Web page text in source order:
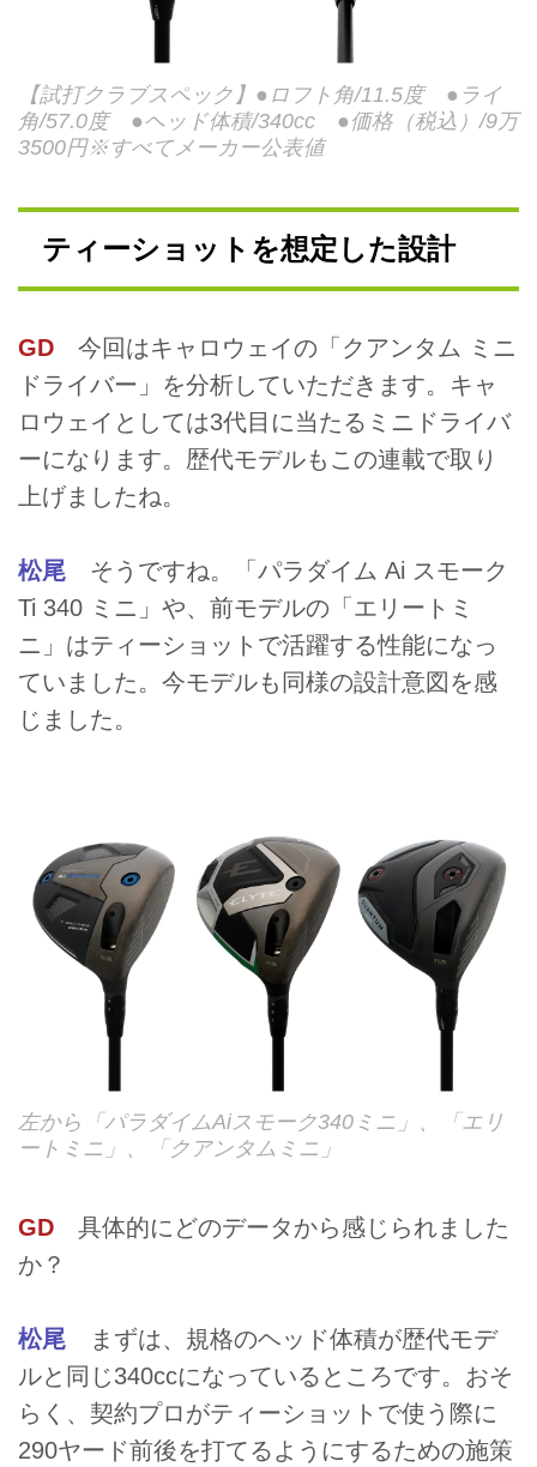
【試打クラブスペック】●ロフト角/11.5度 ●ライ
角/57.0度 ●ヘッド体積/340cc ●価格（税込）/9万
3500円※すべてメーカー公表値
ティーショットを想定した設計
GD 今回はキャロウェイの「クアンタム ミニ
ドライバー」を分析していただきます。キャ
ロウェイとしては3代目に当たるミニドライバ
ーになります。歴代モデルもこの連載で取り
上げましたね。
松尾 そうですね。「パラダイム Ai スモーク
Ti 340 ミニ」や、前モデルの「エリートミ
ニ」はティーショットで活躍する性能になっ
ていました。今モデルも同様の設計意図を感
じました。
左から「パラダイムAiスモーク340ミニ」、「エリ
ートミニ」、「クアンタムミニ」
GD 具体的にどのデータから感じられました
か？
松尾 まずは、規格のヘッド体積が歴代モデ
ルと同じ340ccになっているところです。おそ
らく、契約プロがティーショットで使う際に
290ヤード前後を打てるようにするための施策